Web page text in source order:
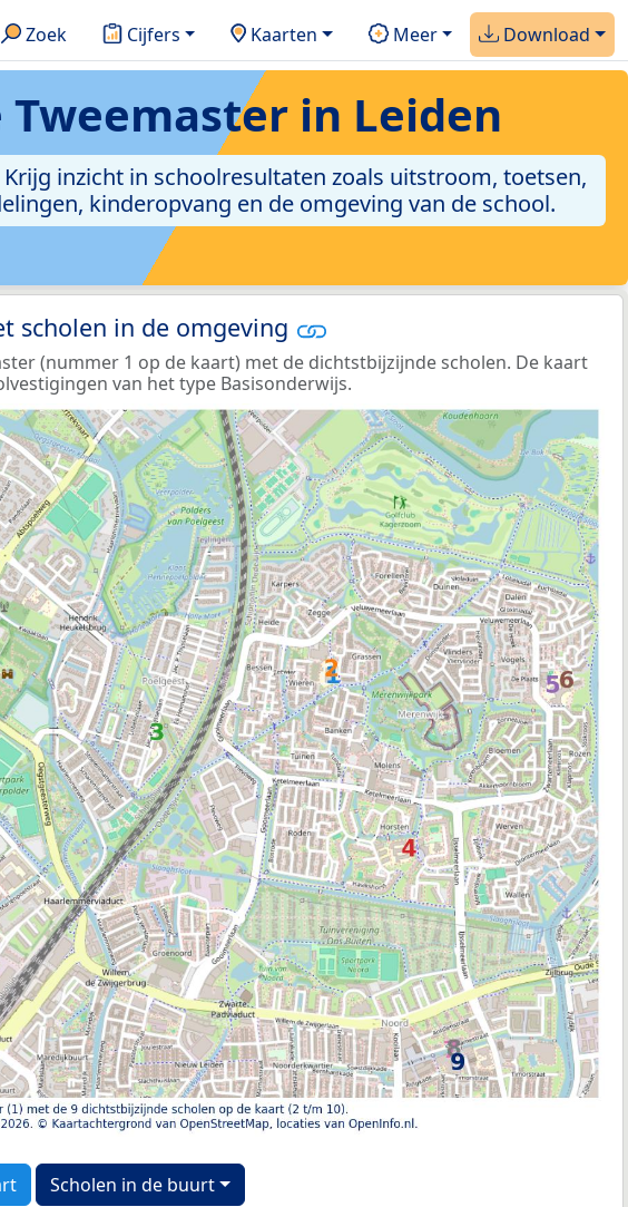
Zoek Cijfers Kaarten Meer Download
in Leiden
inzicht in schoolresultaten zoals uitstroom, toetsen,
kinderopvang en de omgeving van de school.
scholen in de omgeving
(nummer 1 op de kaart) met de dichtstbijzijnde scholen. De kaart
van het type Basisonderwijs.
Scholen in de buurt